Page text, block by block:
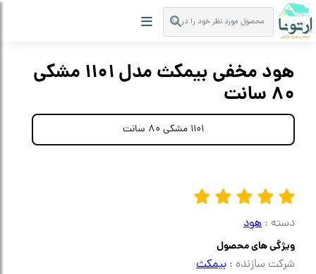
هود مخفی بیمکث مدل 1101 مشکی
80 سانت
1101 مشکی 80 سانت
دسته : هود
ویژگی های محصول
شرکت سازنده : بیمکث